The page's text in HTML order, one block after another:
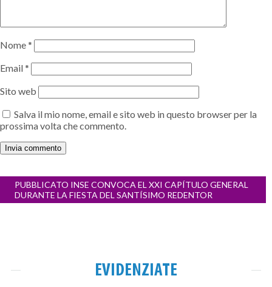
Nome*
Email*
Sito web
Salva il mio nome, email e sito web in questo browser per la
prossima volta che commento.
Navigazione
articoli
PUBBLICATO INSE CONVOCA EL XXI CAPÍTULO GENERAL
DURANTE LA FIESTA DEL SANTÍSIMO REDENTOR
EVIDENZIATE